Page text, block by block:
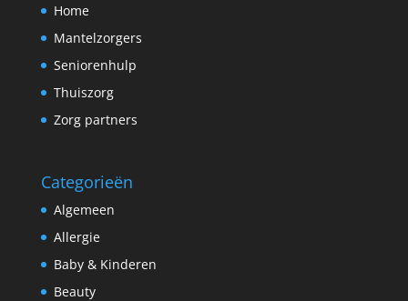
Home
Mantelzorgers
Seniorenhulp
Thuiszorg
Zorg partners
Categorieën
Algemeen
Allergie
Baby & Kinderen
Beauty